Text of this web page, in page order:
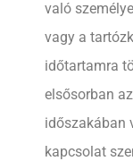
való
vagy a
időtartamra
elsősorban
időszakában
kapcsolat